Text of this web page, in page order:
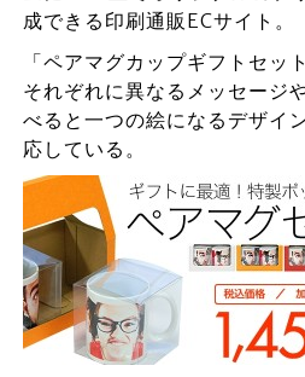
成できる印刷通販ECサイト。
「ペアマグカップギフトセッ
それぞれに異なるメッセージ
べると一つの絵になるデザイ
応している。